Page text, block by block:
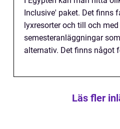
Inclusive' paket. Det finns
lyxresorter och till och
semesteranläggningar
alternativ. Det finns något
Läs fler